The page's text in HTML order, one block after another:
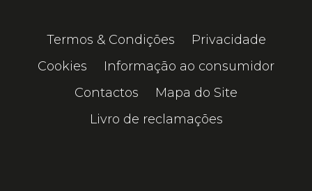
Termos & Condições
Privacidade
Cookies
Informação ao consumidor
Contactos
Mapa do Site
Livro de reclamações